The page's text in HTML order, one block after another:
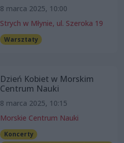
8 marca 2025, 10:00
Strych w Młynie, ul. Szeroka 19
Warsztaty
Dzień Kobiet w Morskim
Centrum Nauki
8 marca 2025, 10:15
Morskie Centrum Nauki
Koncerty